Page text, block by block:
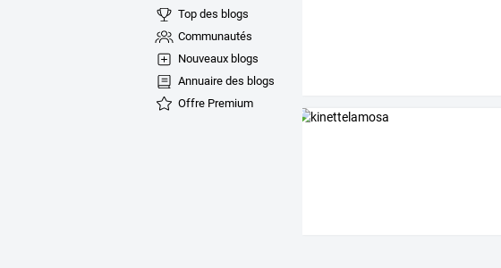
Top des blogs
Communautés
Nouveaux blogs
Annuaire des blogs
Offre Premium